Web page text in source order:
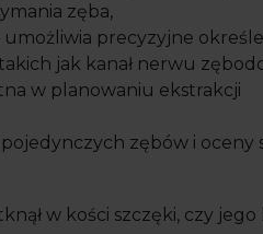
zęba,
umożliwia precyzyjne
jak kanał nerwu
w planowaniu ekstrakcji
zębów i oceny
w kości szczęki, czy jego